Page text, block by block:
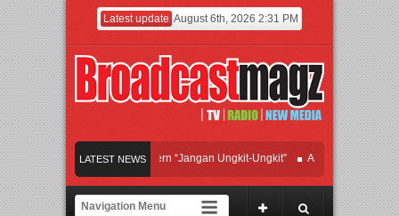
Latest update August 6th, 2026 2:31 PM
LATEST NEWS
Afan Hadirkan Hipdut Modern “Jangan Ungkit-Ungkit” APMF 2026 Dorong
Rayakan Perpaduan Warisan Dan Semangat Lokal, BIRKENSTOCK INDONESIA